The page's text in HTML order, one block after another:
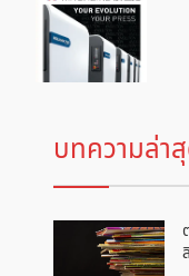
บทความล่า